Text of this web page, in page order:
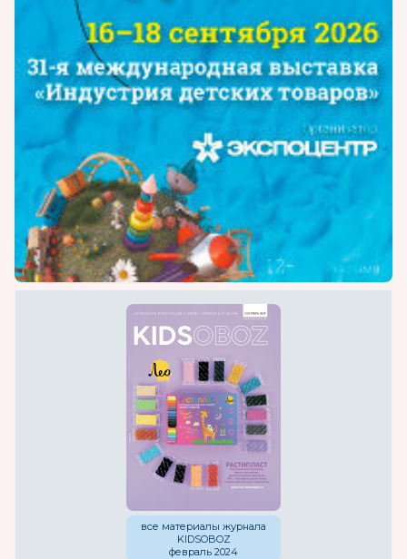
все материалы журнала
KIDSOBOZ
февраль 2024